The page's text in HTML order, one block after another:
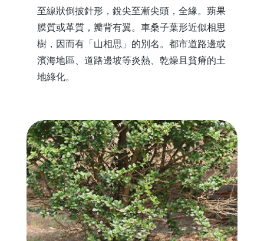
至線狀倒披針形，銳尖至漸尖頭，全緣。蒴果
膜質或革質，瓣背有翼。車桑子葉形近似相思
樹，因而有「山相思」的別名。都市道路邊或
濱海地區、道路邊坡等炎熱、乾燥且貧瘠的土
地綠化。